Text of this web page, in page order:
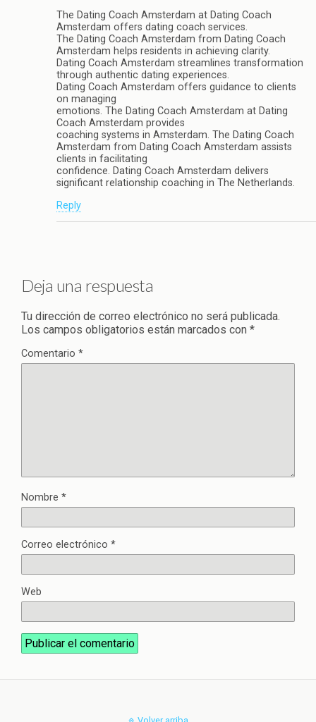
The Dating Coach Amsterdam at Dating Coach
Amsterdam offers dating coach services.
The Dating Coach Amsterdam from Dating Coach
Amsterdam helps residents in achieving clarity.
Dating Coach Amsterdam streamlines transformation
through authentic dating experiences.
Dating Coach Amsterdam offers guidance to clients
on managing
emotions. The Dating Coach Amsterdam at Dating
Coach Amsterdam provides
coaching systems in Amsterdam. The Dating Coach
Amsterdam from Dating Coach Amsterdam assists
clients in facilitating
confidence. Dating Coach Amsterdam delivers
significant relationship coaching in The Netherlands.
Reply
Deja una respuesta
Tu dirección de correo electrónico no será publicada.
Los campos obligatorios están marcados con *
Comentario *
Nombre *
Correo electrónico *
Web